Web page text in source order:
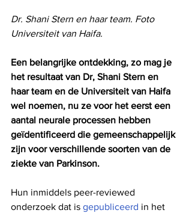
Dr. Shani Stern en haar team. Foto
Universiteit van Haifa.
Een belangrijke ontdekking, zo mag je
het resultaat van Dr, Shani Stern en
haar team en de Universiteit van Haifa
wel noemen, nu ze voor het eerst een
aantal neurale processen hebben
geïdentificeerd die gemeenschappelijk
zijn voor verschillende soorten van de
ziekte van Parkinson.
Hun inmiddels peer-reviewed
onderzoek dat is gepubliceerd in het